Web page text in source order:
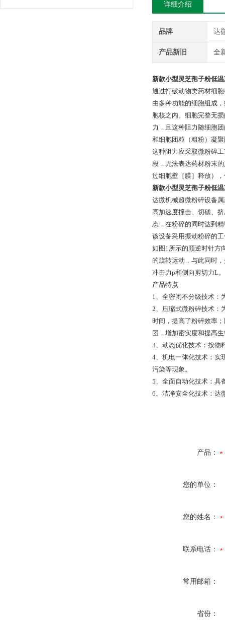
详细介绍
品牌 达
产品新旧 全
新款小型灵芝孢子粉低
通过打破动物类药材细
由多种功能的细胞组成
胞核之内。细胞完整无
力，且这种阻力随细胞
和细胞团粒（粗粉）凝
这种阻力应采取微粉碎
段，无法表达药材粉末
过细胞壁［膜］释放）
新款小型灵芝孢子粉低
达微机械超微粉碎设备
高加速度撞击、切磋、
态，在粉碎的同时达到
该设备采用振动粉碎的
如图1所示的顺逆时针方
的旋转运动，与此同时
冲击力p和侧向剪切力L
产品特点
1、全密闭不分级技术：
2、压缩式微粉碎技术：
时间，提高了粉碎效率
团，增加密实度和提高
3、动态优化技术：按物
4、机电一体化技术：实
污染等现象。
5、全面自动化技术：具
6、洁净安全化技术：达
产品：
您的单位：
您的姓名：
联系电话：
常用邮箱：
省份：